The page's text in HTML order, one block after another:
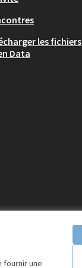
fournir une
les fichiers
Data